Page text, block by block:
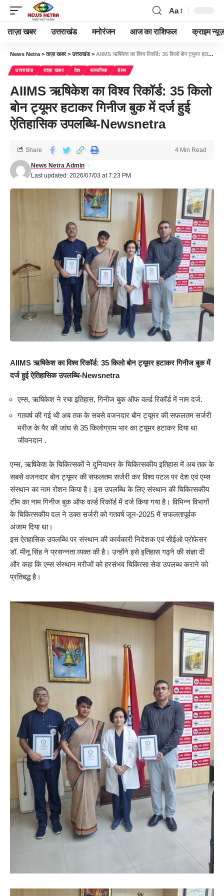
Aa
ताज़ा खबर उत्तराखंड मनोरंजन आज का राशिफल क्राइम न्यूज़
News Netra >ताज़ा खबर>उत्तराखंड> AIIMS ऋषिकेश का विश्व रिकॉर्ड: 35 किलो बोन ट्यूमर हटाकर गिनीज बुक में दर्ज हुई ऐतिहासिक उपलब्धि-Newsnetra
उत्तराखंड ताज़ा खबर देश सामाजिक हेल्थ
AIIMS ऋषिकेश का विश्व रिकॉर्ड: 35 किलो
बोन ट्यूमर हटाकर गिनीज बुक में दर्ज हुई
ऐतिहासिक उपलब्धि-Newsnetra
Last updated: 2026/07/03 at 7:23 PM
News Netra Admin
Share 4 Min Read
AIIMS ऋषिकेश का विश्व रिकॉर्ड: 35 किलो बोन ट्यूमर हटाकर गिनीज बुक में
दर्ज हुई ऐतिहासिक उपलब्धि-Newsnetra
एम्स, ऋषिकेश ने रचा इतिहास, गिनीज बुक ऑफ वर्ल्ड रिकॉर्ड में नाम दर्ज.
गतवर्ष की गई थी अब तक के सबसे वजनदार बोन ट्यूमर की सफलतम सर्जरी
मरीज के पैर की जांघ से 35 किलोग्राम भार का ट्यूमर हटाकर दिया था
जीवनदान .
एम्स, ऋषिकेश के चिकित्सकों ने दुनियाभर के चिकित्सकीय इतिहास में अब तक के
सबसे वजनदार बोन ट्यूमर की सफलतम सर्जरी कर विश्व पटल पर देश एवं एम्स
संस्थान का नाम रोशन किया है। इस उपलब्धि के लिए संस्थान की चिकित्सकीय
टीम का नाम गिनीज बुक ऑफ वर्ल्ड रिकॉर्ड में दर्ज किया गया है। विभिन्न विभागों
के चिकित्सकीय दल ने उक्त सर्जरी को गतवर्ष जून-2025 में सफलतापूर्वक
अंजाम दिया था।
इस ऐतहासिक उपलब्धि पर संस्थान की कार्यकारी निदेशक एवं सीईओ प्रोफेसर
डॉ. मीनू सिंह ने प्रसन्नता व्यक्त की है। उन्होंने इसे इतिहास गढ़ने की संज्ञा दी
और कहा कि एम्स संस्थान मरीजों को हरसंभव चिकित्सा सेवा उपलब्ध कराने को
प्रतिबद्ध है।